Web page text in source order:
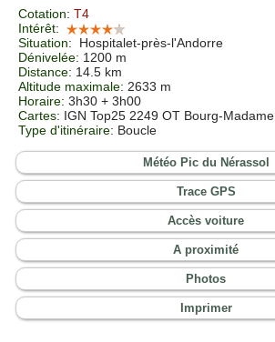
Cotation: T4
Intérêt:
Situation:
Hospitalet-près-l'Andorre
Dénivelée: 1200 m
Distance: 14.5 km
Altitude maximale: 2633 m
Horaire: 3h30 + 3h00
Cartes: IGN Top25 2249 OT Bourg-Madame
Type d'itinéraire: Boucle
Météo Pic du Nérassol
Trace GPS
Accès voiture
A proximité
Photos
Imprimer